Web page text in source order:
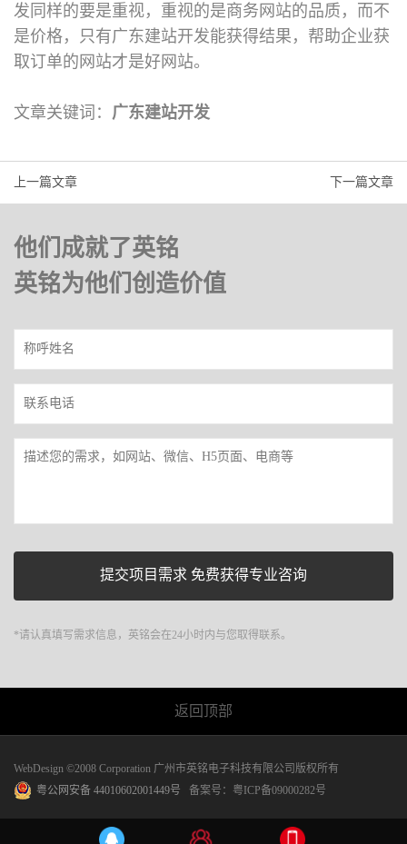
发同样的要是重视，重视的是商务网站的品质，而不
是价格，只有广东建站开发能获得结果，帮助企业获
取订单的网站才是好网站。
文章关键词： 广东建站开发
上一篇文章 下一篇文章
他们成就了英铭
英铭为他们创造价值
*请认真填写需求信息，英铭会在24小时内与您取得联系。
返回顶部
WebDesign ©2008 Corporation 广州市英铭电子科技有限公司版权所有
粤公网安备 44010602001449号
备案号： 粤ICP备09000282号